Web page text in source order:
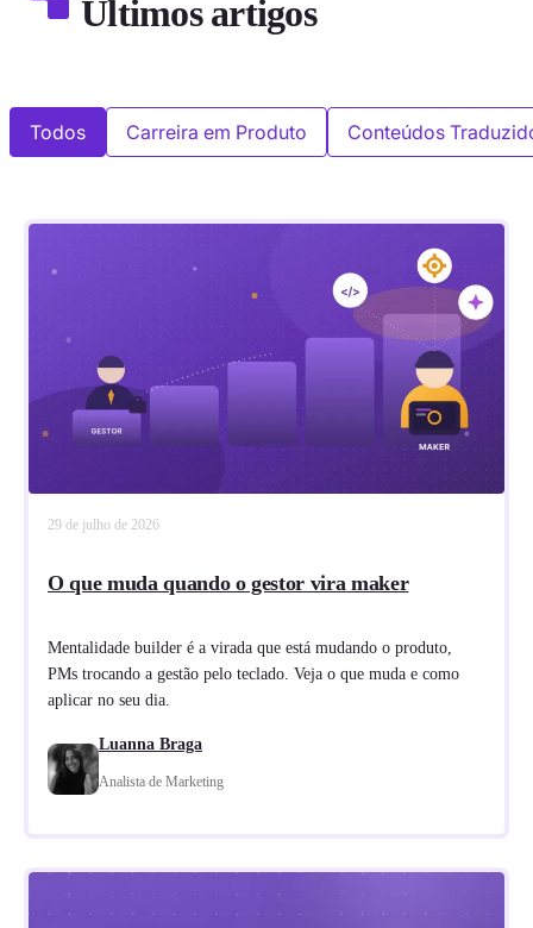
Últimos artigos
Todos Carreira em Produto Conteúdos
29 de julho de 2026
O que muda quando o gestor vira maker
Mentalidade builder é a virada que está mudando o produto,
PMs trocando a gestão pelo teclado. Veja o que muda e como
aplicar no seu dia.
Luanna Braga
Analista de Marketing